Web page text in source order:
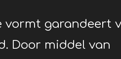
vormt garandeert
Door middel van